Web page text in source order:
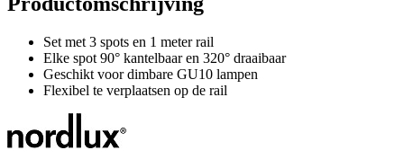
Set met 3 spots en 1 meter rail
Elke spot 90° kantelbaar en 320° draaibaar
Geschikt voor dimbare GU10 lampen
Flexibel te verplaatsen op de rail